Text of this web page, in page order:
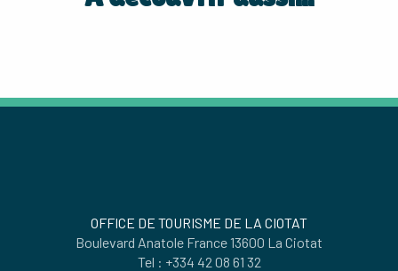
OFFICE DE TOURISME DE LA CIOTAT
Boulevard Anatole France 13600 La Ciotat
Tel : +334 42 08 61 32